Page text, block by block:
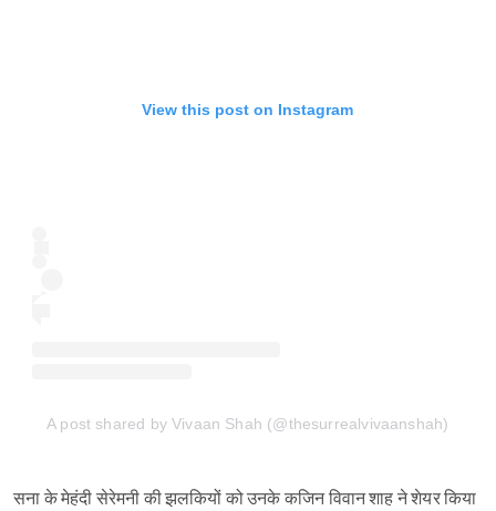
View this post on Instagram
A post shared by Vivaan Shah (@thesurrealvivaanshah)
सना के मेहंदी सेरेमनी की झलकियों को उनके कजिन विवान शाह ने शेयर किया